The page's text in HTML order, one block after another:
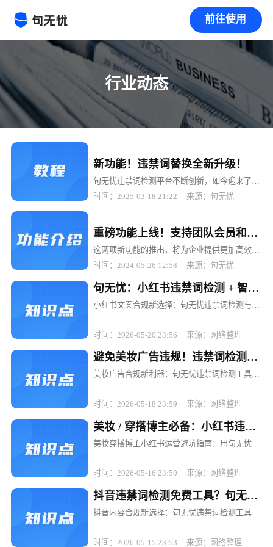
前往使用
行业动态
新功能！违禁词替换全新升级！
句无忧违禁词检测平台不断创新，如今迎来了重
大升级 —— 检测出来的违禁词可以一键替换成
时间：2025-03-18 21:22 来源：句无忧
重磅功能上线！支持团队会员和
API接口，助力企业高效管理与智
能检测！
这两项新功能的推出，将为企业提供更加高效、
便捷的违禁词检测服务，助力企业轻松应对内容
时间：2024-05-26 12:58 来源：句无忧
句无忧：小红书违禁词检测 + 智能
替换，文案不打折
小红书文案合规新选择：句无忧违禁词检测与智
望通过优质内容吸引粉丝、提升转化。然而，违
禁词的存在却像一颗颗隐形的地雷...
时间：2026-05-20 23:56 来源：网络整理
避免美妆广告违规！违禁词检测工
具句无忧强烈推荐
美妆广告合规新利器：句无忧违禁词检测工具，
放已成为品牌推广的重要手段。然而，随着广告
法的日益严格和各平台规则的不断更新，美妆广
告中的违禁词问题成了众多品牌和...
时间：2026-05-18 23:59 来源：网络整理
美妆 / 穿搭博主必备：小红书违禁
词检测工具句无忧
美妆穿搭博主小红书运营避坑指南：用句无忧搞
记可能因一句"最显瘦"被限流，一场美妆直播可
能因"美白神器"被平台下架。对于依赖内容输出
的美妆穿搭博主而言，违禁词...
时间：2026-05-16 23:50 来源：网络整理
抖音违禁词检测免费工具？句无忧
满足合规需求
抖音内容合规新选择：句无忧违禁词检测工具，
发展的当下，内容创作者和电商运营者们面临着
时间：2026-05-15 23:53 来源：网络整理